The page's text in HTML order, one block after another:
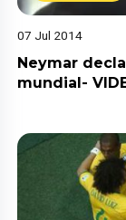
07 Jul 2014
Neymar
mundial-